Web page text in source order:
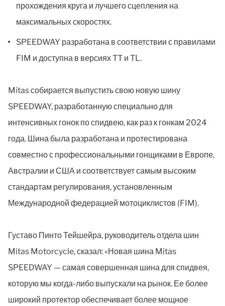
прохождения круга и лучшего сцепления на
максимальных скоростях.
SPEEDWAY разработана в соответствии с правилами
FIM и доступна в версиях TT и TL.
Mitas собирается выпустить свою новую шину
SPEEDWAY, разработанную специально для
интенсивных гонок по спидвею, как раз к гонкам 2024
года. Шина была разработана и протестирована
совместно с профессиональными гонщиками в Европе,
Австралии и США и соответствует самым высоким
стандартам регулирования, установленным
Международной федерацией мотоциклистов (FIM).
Густаво Пинто Тейшейра, руководитель отдела шин
Mitas Motorcycle, сказал: «Новая шина Mitas
SPEEDWAY — самая совершенная шина для спидвея,
которую мы когда-либо выпускали на рынок. Ее более
широкий протектор обеспечивает более мощное